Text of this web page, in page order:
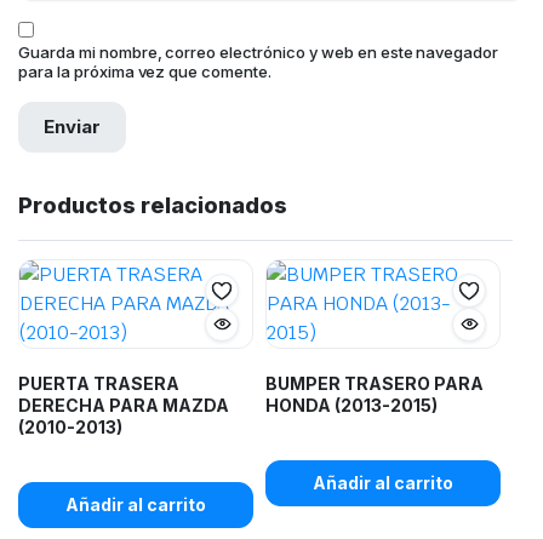
Guarda mi nombre, correo electrónico y web en este navegador
para la próxima vez que comente.
Productos relacionados
PUERTA TRASERA
DERECHA PARA MAZDA
(2010-2013)
Añadir al carrito
BUMPER TRASERO PARA
HONDA (2013-2015)
Añadir al carrito